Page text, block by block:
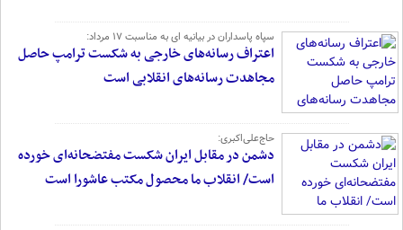
سپاه پاسداران در بیانیه ای به مناسبت ۱۷ مرداد:
اعتراف رسانه‌های خارجی به شکست ترامپ حاصل
مجاهدت رسانه‌های انقلابی است
حاج‌علی‌اکبری:
دشمن در مقابل ایران شکست مفتضحانه‌ای خورده
است/ انقلاب ما محصول مکتب عاشورا است